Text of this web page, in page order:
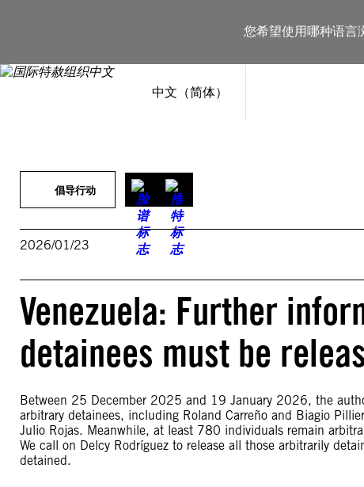
您希望使用哪种语言
中文（简体）
倡导行动
2026/01/23
Venezuela: Further
detainees must be
Between 25 December 2025 and 19 January 2026, the
arbitrary detainees, including Roland Carreño and Biagio
Julio Rojas. Meanwhile, at least 780 individuals remain
We call on Delcy Rodríguez to release all those arbitrarily
detained.